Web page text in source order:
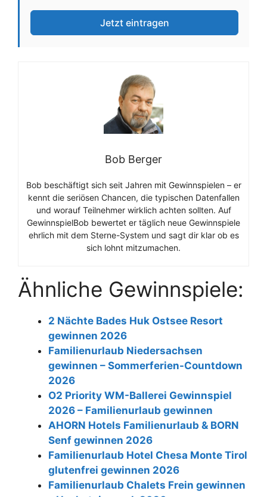
Jetzt eintragen
Bob Berger
Bob beschäftigt sich seit Jahren mit Gewinnspielen – er
kennt die seriösen Chancen, die typischen Datenfallen
und worauf Teilnehmer wirklich achten sollten. Auf
GewinnspielBob bewertet er täglich neue Gewinnspiele
ehrlich mit dem Sterne-System und sagt dir klar ob es
sich lohnt mitzumachen.
Ähnliche Gewinnspiele:
2 Nächte Bades Huk Ostsee Resort
gewinnen 2026
Familienurlaub Niedersachsen
gewinnen – Sommerferien-Countdown
2026
O2 Priority WM-Ballerei Gewinnspiel
2026 – Familienurlaub gewinnen
AHORN Hotels Familienurlaub & BORN
Senf gewinnen 2026
Familienurlaub Hotel Chesa Monte Tirol
glutenfrei gewinnen 2026
Familienurlaub Chalets Frein gewinnen